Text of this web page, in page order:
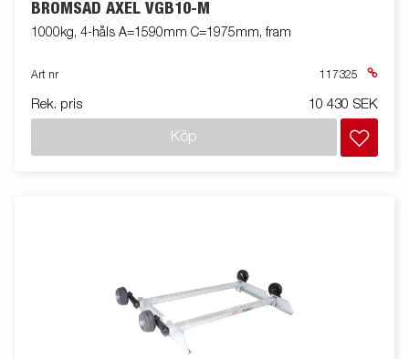
BROMSAD AXEL VGB10-M
1000kg, 4-håls A=1590mm C=1975mm, fram
Art nr 117325
Rek. pris 10 430 SEK
Köp